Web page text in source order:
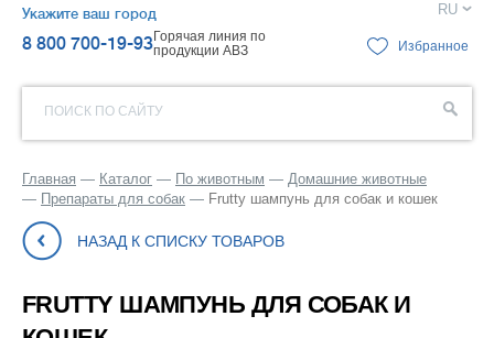
Укажите ваш город
8 800 700-19-93Горячая линия по
продукции АВЗ
RU
Избранное
ПОИСК ПО САЙТУ
Главная Каталог По животным
Домашние животные
Препараты для собак
Frutty шампунь для собак и кошек
НАЗАД К СПИСКУ ТОВАРОВ
FRUTTY ШАМПУНЬ ДЛЯ СОБАК И